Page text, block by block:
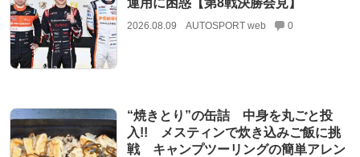
2026.08.09 AUTOSPORT web 0
“焼きとり”の缶詰 中身を丸ごと投
入!! メスティンで炊き込みご飯に挑
戦 キャンプツーリングの簡単アレン